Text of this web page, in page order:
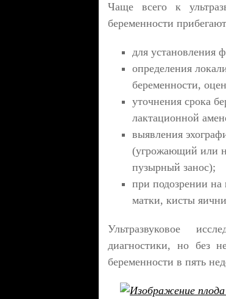
Чаще всего к
беременности
для установления
определения
беременности,
уточнения срока
лактационной
выявления
(угрожающий или
пузырный занос);
при подозрении
матки, кисты
Ультразвуковое
диагностики, но без
беременности в пять